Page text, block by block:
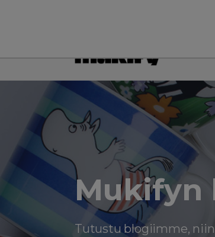
sisältöön
Mukifyn
Tutustu blogiimme,